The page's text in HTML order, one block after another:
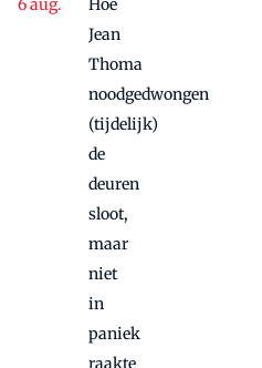
Hoe
Jean
Thoma
noodgedwongen
(tijdelijk)
de
deuren
sloot,
maar
niet
in
paniek
raakte